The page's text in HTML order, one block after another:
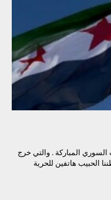
المباركة . والتي خرج
الحبيب هاتفين للحرية